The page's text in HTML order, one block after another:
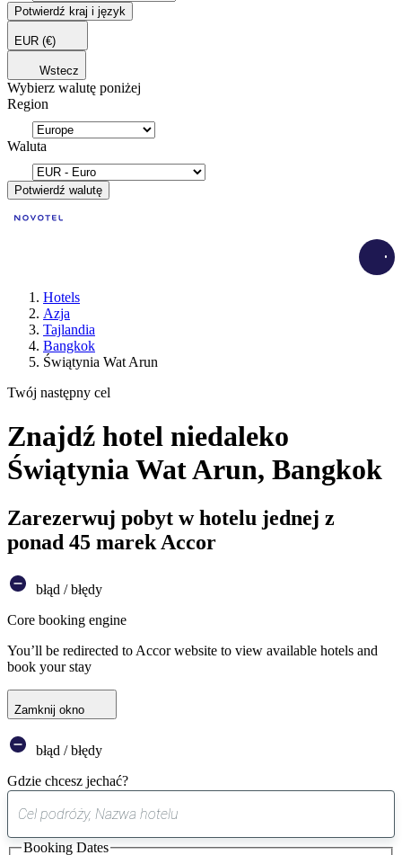
Potwierdź kraj i język
EUR (€)
Wstecz
Wybierz walutę poniżej
Region
Waluta
Potwierdź walutę
Hotels
Azja
Tajlandia
Bangkok
Świątynia Wat Arun
Twój następny cel
Znajdź hotel niedaleko
Świątynia Wat Arun, Bangkok
Zarezerwuj pobyt w hotelu jednej z
ponad 45 marek Accor
błąd / błędy
Core booking engine
You’ll be redirected to Accor website to view available hotels and
book your stay
Zamknij okno
błąd / błędy
Gdzie chcesz jechać?
sugestia
została
Booking Dates